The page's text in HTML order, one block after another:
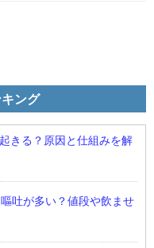
ング
きる？原因と仕組みを解
吐が多い？値段や飲ませ